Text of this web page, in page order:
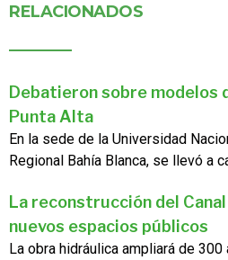
RELACIONADOS
Debatieron sobre modelos
Punta Alta
En la sede de la Universidad
Regional Bahía Blanca, se llevó a
La reconstrucción del
nuevos espacios públicos
La obra hidráulica ampliará de